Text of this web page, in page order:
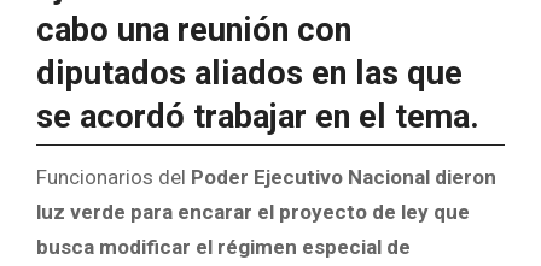
cabo una reunión con
diputados aliados en las que
se acordó trabajar en el tema.
Funcionarios del Poder Ejecutivo Nacional dieron
luz verde para encarar el proyecto de ley que
busca modificar el régimen especial de